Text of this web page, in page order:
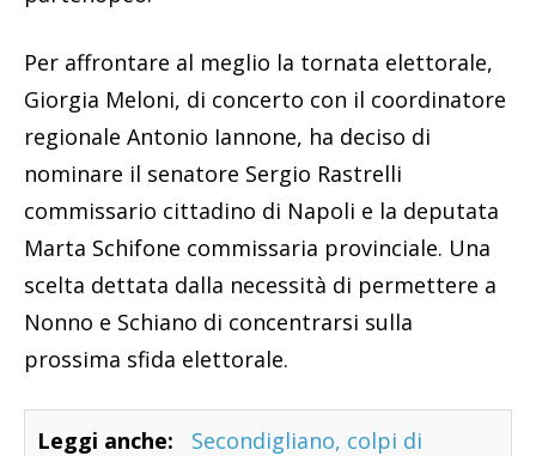
Per affrontare al meglio la tornata elettorale,
Giorgia Meloni, di concerto con il coordinatore
regionale Antonio Iannone, ha deciso di
nominare il senatore Sergio Rastrelli
commissario cittadino di Napoli e la deputata
Marta Schifone commissaria provinciale. Una
scelta dettata dalla necessità di permettere a
Nonno e Schiano di concentrarsi sulla
prossima sfida elettorale.
Leggi anche:
Secondigliano, colpi di